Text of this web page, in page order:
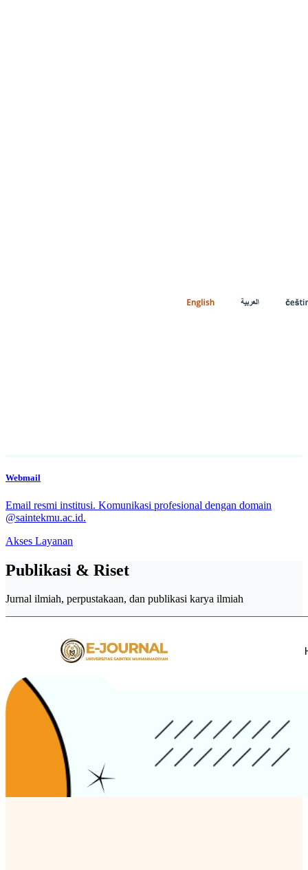
Webmail
Email resmi institusi. Komunikasi profesional dengan domain
@saintekmu.ac.id.
Akses Layanan
Publikasi & Riset
Jurnal ilmiah, perpustakaan, dan publikasi karya ilmiah